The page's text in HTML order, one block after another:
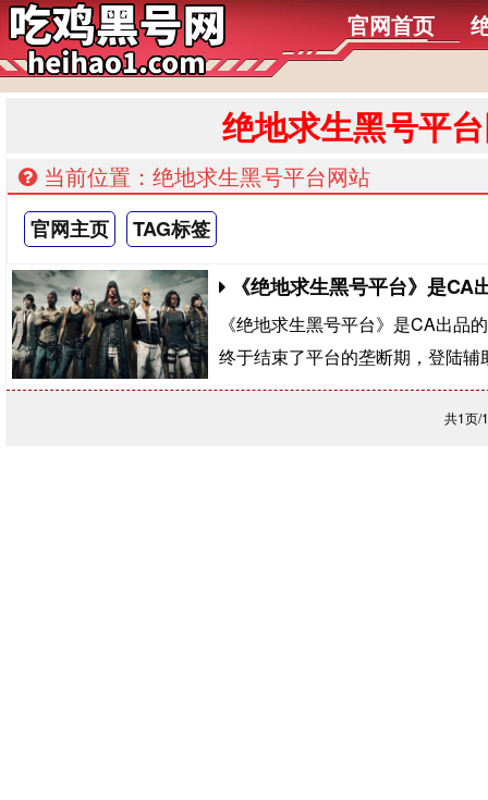
官网首页
绝地求生黑号平
当前位置：绝地求生黑号平台网站
官网主页 TAG标签
《绝地求生黑号平台》是
《绝地求生黑号平台》是CA出品
终于结束了平台的垄断期，登陆辅
共1页/